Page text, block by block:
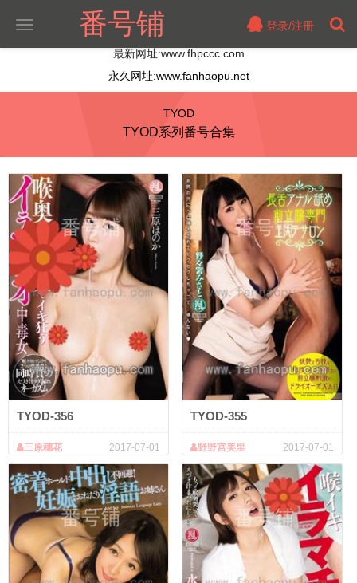
番号铺
切
登录/注册
最新网址:www.fhpccc.com
永久网址:www.fanhaopu.net
TYOD
TYOD系列番号合集
TYOD-356
2017-07-01
三原穗花
TYOD-355
2017-07-01
野野宫美里